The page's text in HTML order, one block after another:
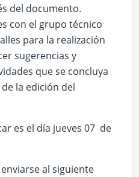
del documento.
con el grupo técnico
para la realización
sugerencias y
que se concluya
la edición del
es el día jueves 07 de
al siguiente